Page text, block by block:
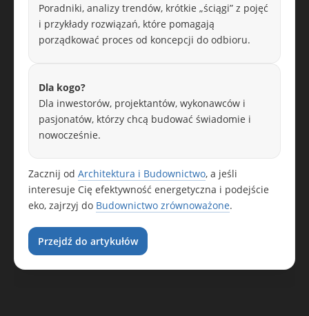
Poradniki, analizy trendów, krótkie „ściągi” z pojęć
i przykłady rozwiązań, które pomagają
porządkować proces od koncepcji do odbioru.
Dla kogo?
Dla inwestorów, projektantów, wykonawców i
pasjonatów, którzy chcą budować świadomie i
nowocześnie.
Zacznij od Architektura i Budownictwo, a jeśli
interesuje Cię efektywność energetyczna i podejście
eko, zajrzyj do Budownictwo zrównoważone.
Przejdź do artykułów